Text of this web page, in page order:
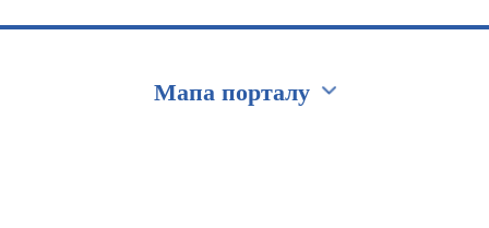
Мапа порталу